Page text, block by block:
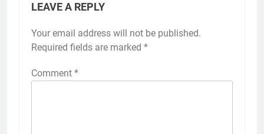
LEAVE A REPLY
Your email address will not be published.
Required fields are marked *
Comment *